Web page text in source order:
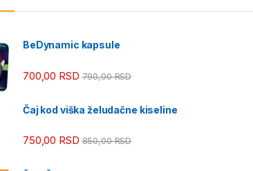
BeDynamic kapsule
700,00 RSD 790,00RSD
Čaj kod viška želudačne kiseline
750,00 RSD 850,00RSD